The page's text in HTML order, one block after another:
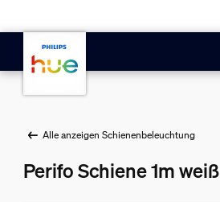
Alle anzeigen Schienenbeleuchtung
Perifo Schiene 1m weiß